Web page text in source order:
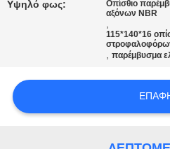
ΠΕΡΙΠΤΏΣΕΙΣ
SITEMAP
Υψηλό φως:
Οπίσθιο
αξόνων NBR
,
115*140*16
,παρέμβυσμα